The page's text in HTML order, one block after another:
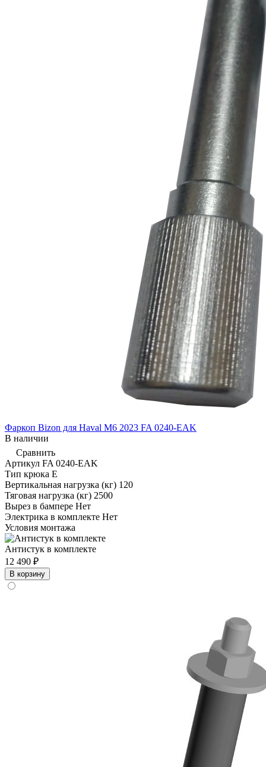
Фаркоп Bizon для Haval M6 2023 FA 0240-EAK
В наличии
Сравнить
Артикул FA 0240-EAK
Тип крюка E
Вертикальная нагрузка (кг) 120
Тяговая нагрузка (кг) 2500
Вырез в бампере Нет
Электрика в комплекте Нет
Условия монтажа
Антистук в комплекте
12 490 ₽
В корзину